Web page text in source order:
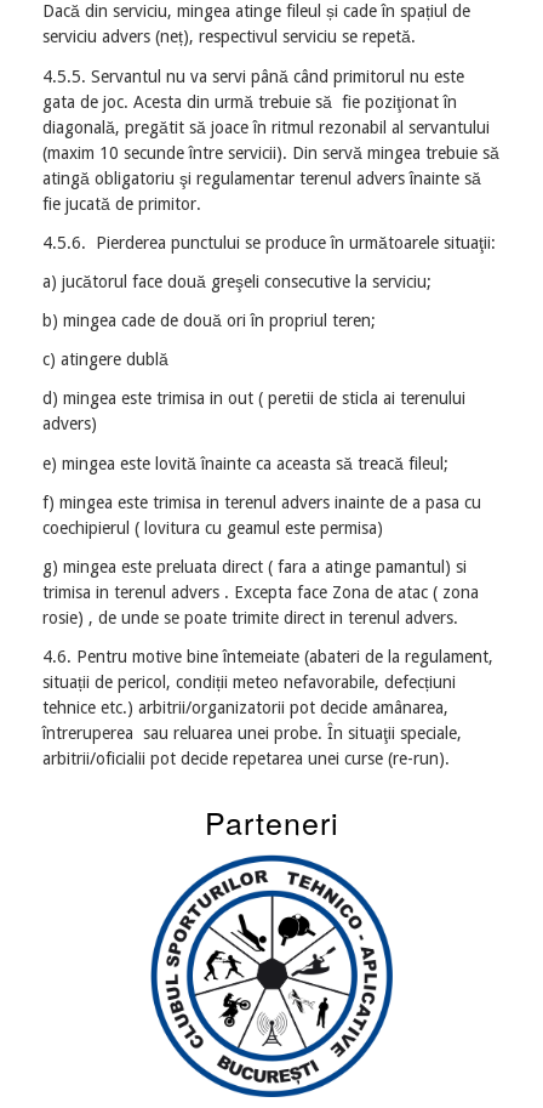
Dacă din serviciu, mingea atinge fileul și cade în spațiul de
serviciu advers (neț), respectivul serviciu se repetă.
4.5.5. Servantul nu va servi până când primitorul nu este
gata de joc. Acesta din urmă trebuie să fie poziţionat în
diagonală, pregătit să joace în ritmul rezonabil al servantului
(maxim 10 secunde între servicii). Din servă mingea trebuie să
atingă obligatoriu şi regulamentar terenul advers înainte să
fie jucată de primitor.
4.5.6. Pierderea punctului se produce în următoarele situaţii:
a) jucătorul face două greşeli consecutive la serviciu;
b) mingea cade de două ori în propriul teren;
c) atingere dublă
d) mingea este trimisa in out ( peretii de sticla ai terenului
advers)
e) mingea este lovită înainte ca aceasta să treacă fileul;
f) mingea este trimisa in terenul advers inainte de a pasa cu
coechipierul ( lovitura cu geamul este permisa)
g) mingea este preluata direct ( fara a atinge pamantul) si
trimisa in terenul advers . Excepta face Zona de atac ( zona
rosie) , de unde se poate trimite direct in terenul advers.
4.6. Pentru motive bine întemeiate (abateri de la regulament,
situații de pericol, condiții meteo nefavorabile, defecțiuni
tehnice etc.) arbitrii/organizatorii pot decide amânarea,
întreruperea sau reluarea unei probe. În situaţii speciale,
arbitrii/oficialii pot decide repetarea unei curse (re-run).
Parteneri